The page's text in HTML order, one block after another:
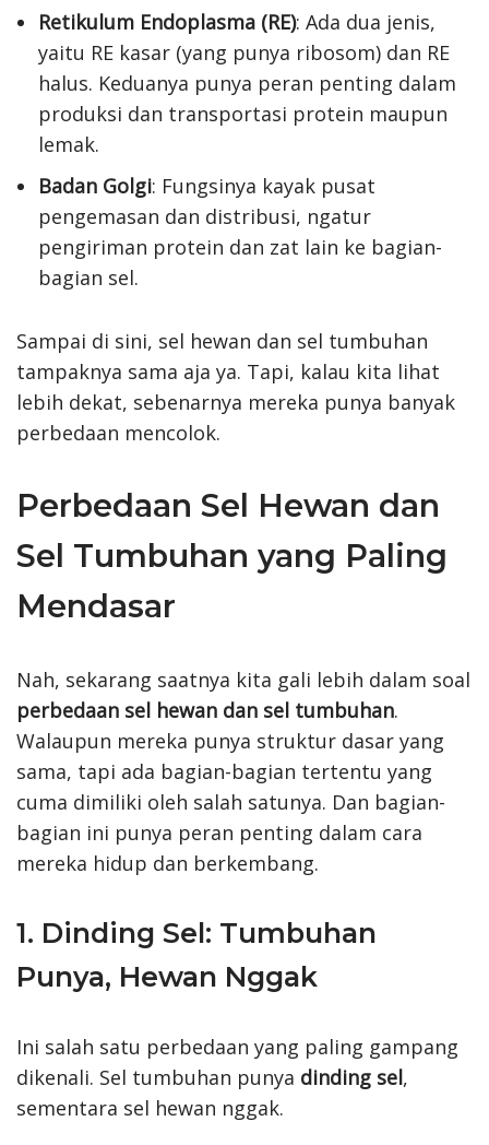
Retikulum Endoplasma (RE): Ada dua jenis,
yaitu RE kasar (yang punya ribosom) dan RE
halus. Keduanya punya peran penting dalam
produksi dan transportasi protein maupun
lemak.
Badan Golgi: Fungsinya kayak pusat
pengemasan dan distribusi, ngatur
pengiriman protein dan zat lain ke bagian-
bagian sel.
Sampai di sini, sel hewan dan sel tumbuhan
tampaknya sama aja ya. Tapi, kalau kita lihat
lebih dekat, sebenarnya mereka punya banyak
perbedaan mencolok.
Perbedaan Sel Hewan dan
Sel Tumbuhan yang Paling
Mendasar
Nah, sekarang saatnya kita gali lebih dalam soal
perbedaan sel hewan dan sel tumbuhan.
Walaupun mereka punya struktur dasar yang
sama, tapi ada bagian-bagian tertentu yang
cuma dimiliki oleh salah satunya. Dan bagian-
bagian ini punya peran penting dalam cara
mereka hidup dan berkembang.
1. Dinding Sel: Tumbuhan
Punya, Hewan Nggak
Ini salah satu perbedaan yang paling gampang
dikenali. Sel tumbuhan punya dinding sel,
sementara sel hewan nggak.